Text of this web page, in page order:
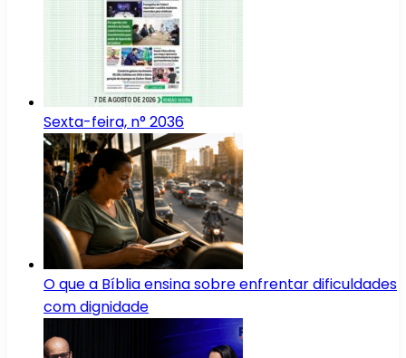
Sexta-feira, n° 2036
O que a Bíblia ensina sobre enfrentar dificuldades
com dignidade